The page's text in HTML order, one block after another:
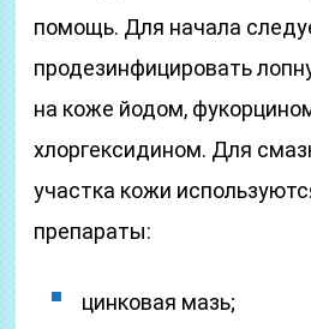
помощь. Для начала
продезинфицировать
на коже йодом,
хлоргексидином. Для
участка кожи
препараты:
цинковая мазь;